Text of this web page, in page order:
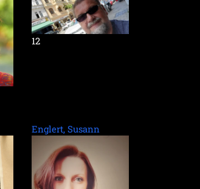
12
Englert, Susann